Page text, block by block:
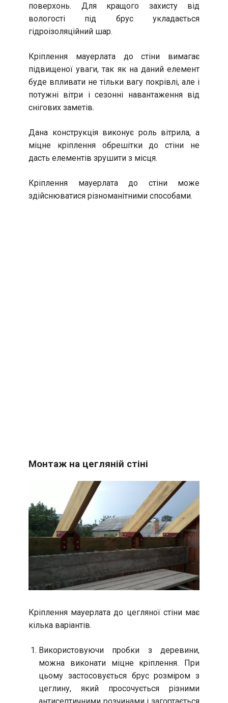
поверхонь. Для кращого захисту від
вологості під брус укладається
гідроізоляційний шар.
Кріплення мауерлата до стіни вимагає
підвищеної уваги, так як на даний елемент
буде впливати не тільки вагу покрівлі, але і
потужні вітри і сезонні навантаження від
снігових заметів.
Дана конструкція виконує роль вітрила, а
міцне кріплення обрешітки до стіни не
дасть елементів зрушити з місця.
Кріплення мауерлата до стіни може
здійснюватися різноманітними способами.
Монтаж на цегляній стіні
Кріплення мауерлата до цегляної стіни має
кілька варіантів.
Використовуючи пробки з деревини,
можна виконати міцне кріплення. При
цьому застосовується брус розміром з
цеглину, який просочується різними
антисептичними розчинами і загортається